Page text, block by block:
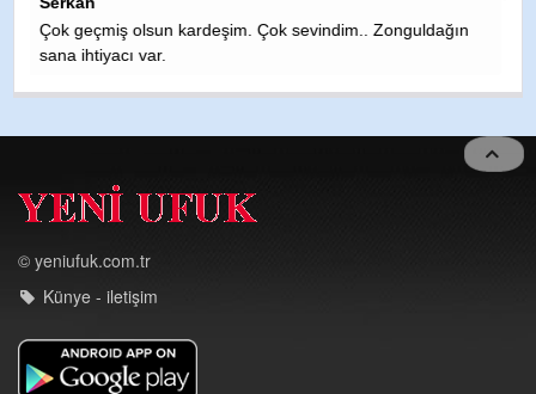
HASAN LİKOĞLU
SİNAYI CEZAEVİNE ATILMASINA SEBEP OLANLARA
© yeniufuk.com.tr
Künye - iletişim